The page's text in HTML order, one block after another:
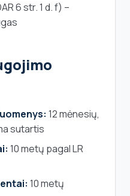
6 str. 1 d. f) –
12 mėnesių,
sutartis
10 metų pagal LR
10 metų